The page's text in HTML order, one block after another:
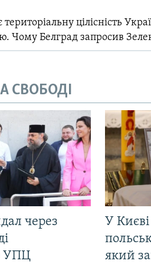
цілісність
Чому Белград запросив
СВОБОДІ
через
УПЦ
У
який